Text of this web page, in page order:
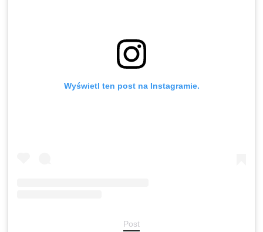
Wyświetl ten post na Instagramie.
Post